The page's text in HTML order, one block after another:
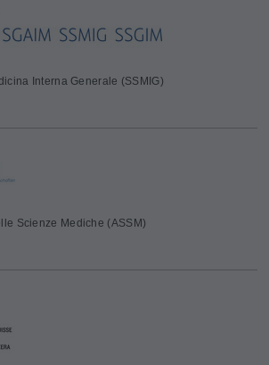
Interna Generale (SSMIG)
Scienze Mediche (ASSM)